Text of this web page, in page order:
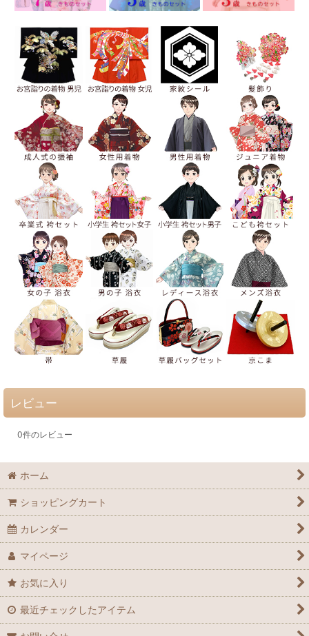
レビュー
0件のレビュー
ホーム
ショッピングカート
カレンダー
マイページ
お気に入り
最近チェックしたアイテム